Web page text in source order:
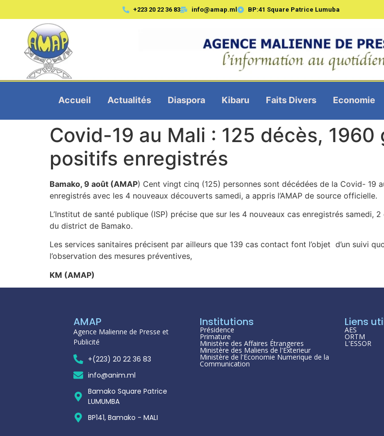
+223 20 22 36 83 info@amap.ml BP:41 Square Patrice Lumuba
Accueil Actualités Diaspora Kibaru Faits Divers Economie
Covid-19 au Mali : 125 décès,
positifs enregistrés
Bamako, 9 août (AMAP) Cent vingt cinq (125) personnes sont décédées de la Covid- 19
enregistrés avec les 4 nouveaux découverts samedi, a appris l’AMAP de source officielle.
L’Institut de santé publique (ISP) précise que sur les 4 nouveaux cas enregistrés samedi,
du district de Bamako.
Les services sanitaires précisent par ailleurs que 139 cas contact font l’objet d’un suivi
l’observation des mesures préventives,
KM (AMAP)
AMAP
Agence Malienne de Presse et
Publicité
+(223) 20 22 36 83
info@anim.ml
Bamako Square Patrice
LUMUMBA
BP141, Bamako - MALI
Institutions
Présidence
Primature
Ministère des Affaires Étrangeres
Ministère des Maliens de l'Exterieur
Ministère de l'Economie Numerique de la
Communication
Liens
AES
ORTM
L'ESSOR